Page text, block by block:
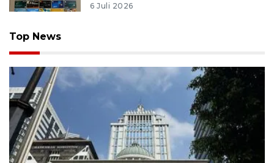
6 Juli 2026
Top News